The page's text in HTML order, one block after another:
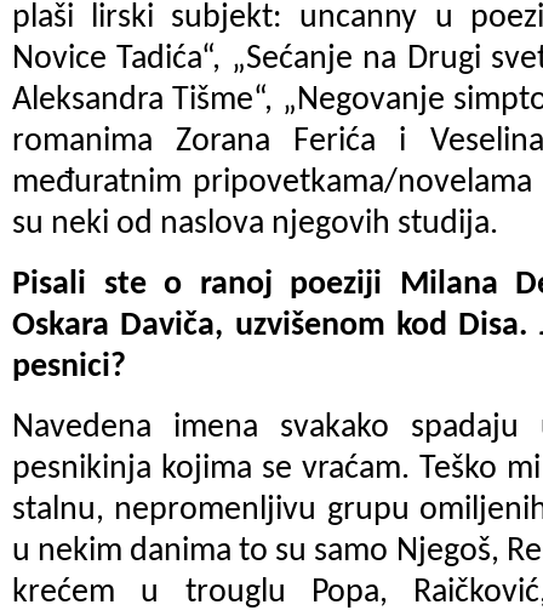
plaši lirski subjekt: uncanny u
Novice Tadića“, „Sećanje na Drugi
Aleksandra Tišme“, „Negovanje
romanima Zorana Ferića i
međuratnim pripovetkama/
su neki od naslova njegovih studija.
Pisali ste o ranoj poeziji Milana
Oskara Daviča, uzvišenom kod
pesnici?
Navedena imena svakako
pesnikinja kojima se vraćam. Teško
stalnu, nepromenljivu grupu
u nekim danima to su samo Njegoš,
krećem u trouglu Popa,